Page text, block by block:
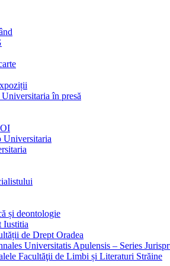
în presă
Universitaria
și deontologie
Iustitia
de Drept Oradea
Universitatis Apulensis – Series
Facultăţii de Limbi și Literaturi Străine